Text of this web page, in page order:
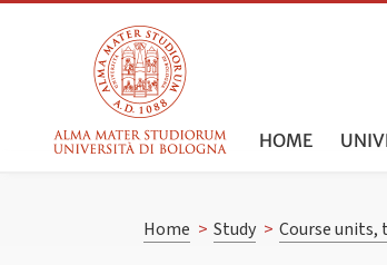
HOME
Home > Study > Course units,